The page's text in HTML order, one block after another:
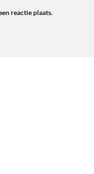
reactie plaats.